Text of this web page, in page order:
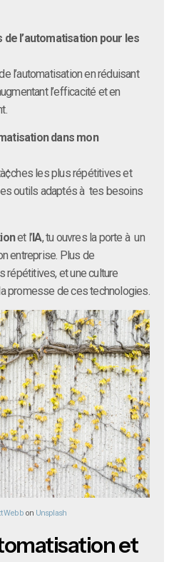
l’automatisation pour les
l’automatisation en réduisant
l’efficacité et en
dans mon
les plus répétitives et
outils adaptés à tes besoins
et l’IA, tu ouvres la porte à un
entreprise. Plus de
répétitives, et une culture
promesse de ces technologies.
Webbon Unsplash
et